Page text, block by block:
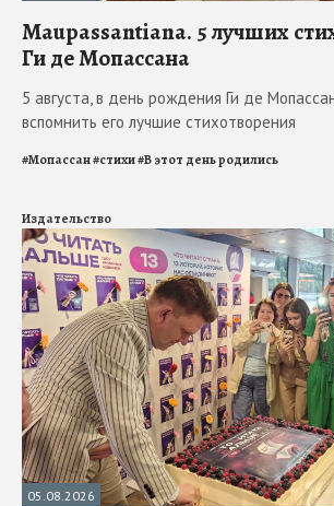
Maupassantiana. 5 лучших
Ги де Мопассана
5 августа, в день рождения Ги де
вспомнить его лучшие стихотворения
#Мопассан#стихи#В этот день родились
Издательство
05.08.2026